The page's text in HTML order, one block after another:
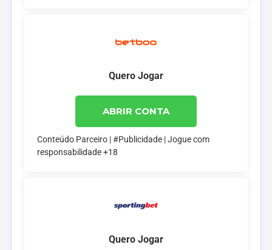
Quero Jogar
ABRIR CONTA
Conteúdo Parceiro | #Publicidade | Jogue com
responsabilidade +18
Quero Jogar